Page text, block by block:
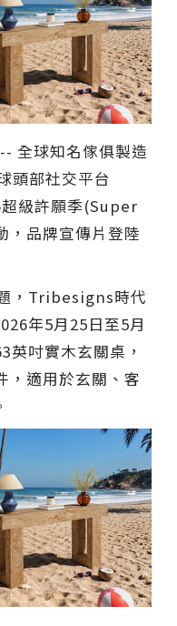
全球知名傢俱製造
頭部社交平台
級許願季(Super
品牌宣傳片登陸
，Tribesigns時代
年5月25日至5月
英吋實木玄關桌，
，適用於玄關、客